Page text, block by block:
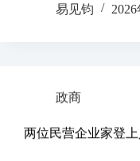
易见钧
政商
两位民营企业家登